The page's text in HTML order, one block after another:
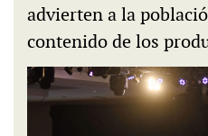
advierten a la
contenido de los